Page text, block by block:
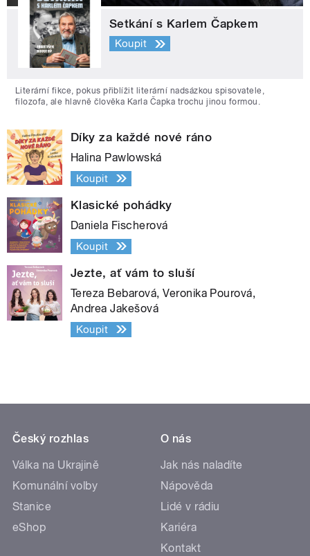
Setkání s Karlem Čapkem
Koupit
Literární fikce, pokus přiblížit literární nadsázkou spisovatele,
filozofa, ale hlavně člověka Karla Čapka trochu jinou formou.
Díky za každé nové ráno
Halina Pawlowská
Koupit
Klasické pohádky
Daniela Fischerová
Koupit
Jezte, ať vám to sluší
Tereza Bebarová, Veronika Pourová,
Andrea Jakešová
Koupit
Český rozhlas
Válka na Ukrajině
Komunální volby
Stanice
eShop
O nás
Jak nás naladíte
Nápověda
Lidé v rádiu
Kariéra
Kontakt